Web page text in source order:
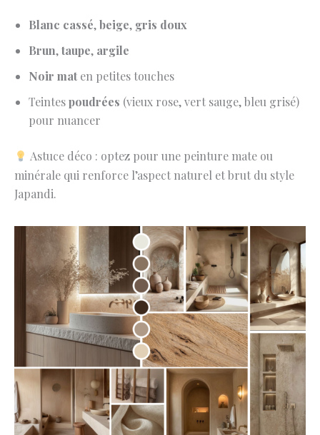
Blanc cassé,beige, gris doux
Brun,taupe, argile
Noir maten petites touches
Teintespoudrées (vieux rose, vert sauge, bleu grisé)
pour nuancer
Astuce déco : optez pour une peinture mate ou
minérale qui renforce l’aspect naturel et brut du style
Japandi.